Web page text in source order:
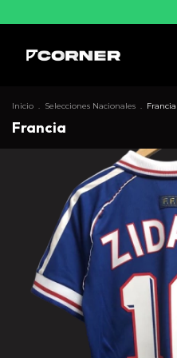
Inicio . Selecciones Nacionales . Francia
Francia